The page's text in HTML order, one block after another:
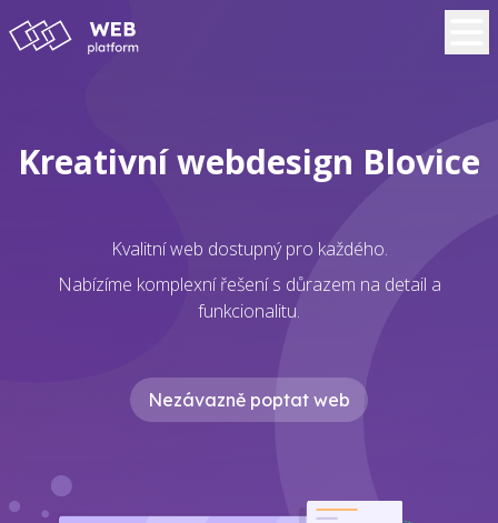
Kreativní webdesign Blovice
Kvalitní web dostupný pro každého.
Nabízíme komplexní řešení s důrazem na detail a
funkcionalitu.
Nezávazně poptat web